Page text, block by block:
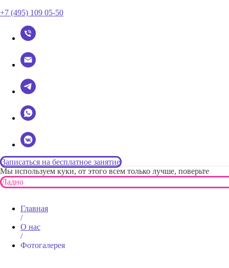
+7 (495) 109 05-50
Записаться на бесплатное занятие
Мы используем куки, от этого всем только лучше, поверьте
Ладно
Главная
/
О нас
/
Фотогалерея